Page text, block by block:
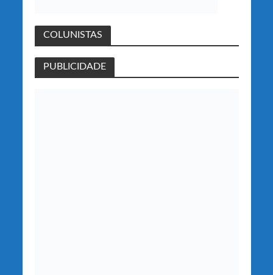
COLUNISTAS
PUBLICIDADE